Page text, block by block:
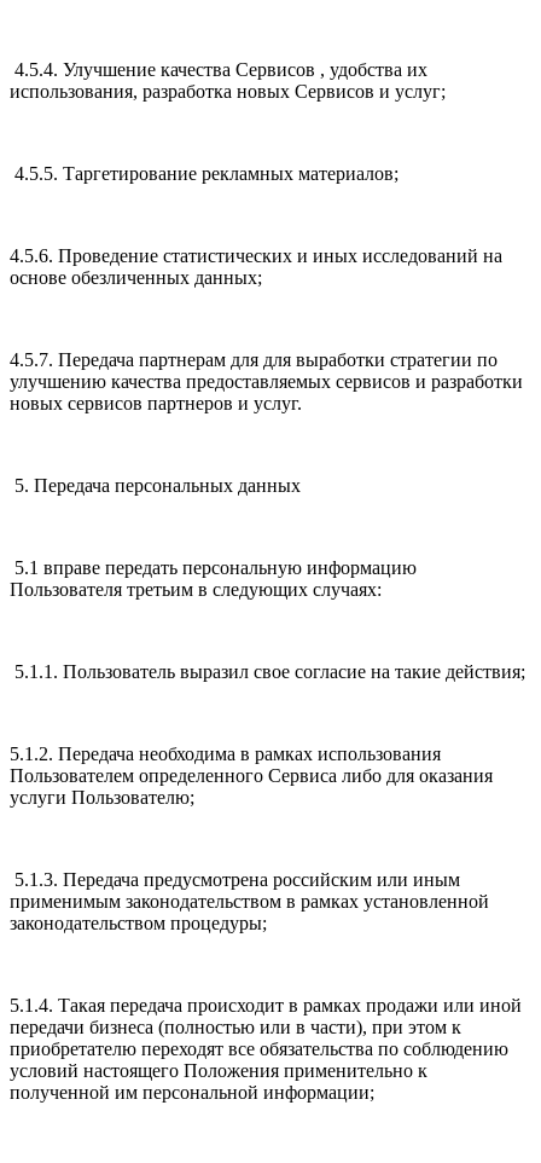
4.5.4. Улучшение качества Сервисов , удобства их
использования, разработка новых Сервисов и услуг;
4.5.5. Таргетирование рекламных материалов;
4.5.6. Проведение статистических и иных исследований на
основе обезличенных данных;
4.5.7. Передача партнерам для для выработки стратегии по
улучшению качества предоставляемых сервисов и разработки
новых сервисов партнеров и услуг.
5. Передача персональных данных
5.1 вправе передать персональную информацию
Пользователя третьим в следующих случаях:
5.1.1. Пользователь выразил свое согласие на такие действия;
5.1.2. Передача необходима в рамках использования
Пользователем определенного Сервиса либо для оказания
услуги Пользователю;
5.1.3. Передача предусмотрена российским или иным
применимым законодательством в рамках установленной
законодательством процедуры;
5.1.4. Такая передача происходит в рамках продажи или иной
передачи бизнеса (полностью или в части), при этом к
приобретателю переходят все обязательства по соблюдению
условий настоящего Положения применительно к
полученной им персональной информации;